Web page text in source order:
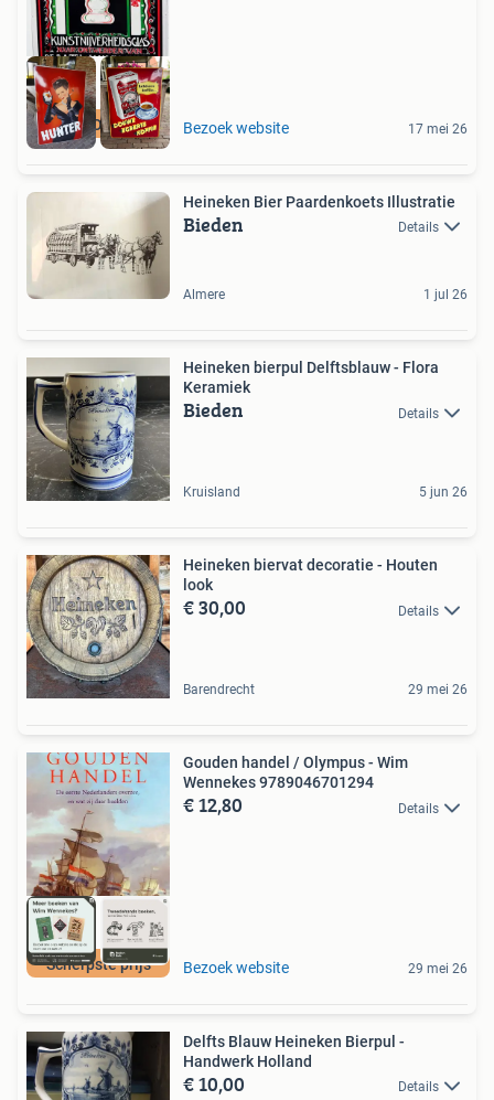
GEZOCHT Bezoek website 17 mei 26
Heineken Bier Paardenkoets Illustratie
Bieden Details
Almere 1 jul 26
Heineken bierpul Delftsblauw - Flora
Keramiek
Bieden Details
Kruisland 5 jun 26
Heineken biervat decoratie - Houten
look
€ 30,00 Details
Barendrecht 29 mei 26
Scherpste prijs
Gouden handel / Olympus - Wim
Wennekes 9789046701294
€ 12,80 Details
Bezoek website 29 mei 26
Delfts Blauw Heineken Bierpul -
Handwerk Holland
€ 10,00 Details